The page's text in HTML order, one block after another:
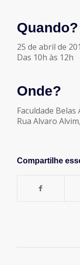
Quando?
25 de abril de
Das 10h às 12h
Onde?
Faculdade Belas
Rua Alvaro
Compartilhe